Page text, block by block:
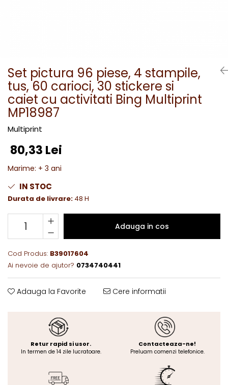
Set pictura 96 piese, 4 stampile,
tus, 60 carioci, 30 stickere si
caiet cu activitati Bing Multiprint
MP18987
Multiprint
80,33 Lei
Marime: + 3 ani
IN STOC
Durata de livrare: 48 H
Adauga in cos
Cod Produs: B39017604
Ai nevoie de ajutor? 0734740441
Adauga la Favorite Cere informatii
Retur rapid si usor.
In termen de 14 zile lucratoare.
Contacteaza-ne!
Preluam comenzi telefonice.